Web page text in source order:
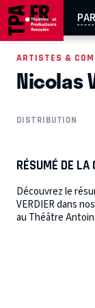
AIX-MARSEILLE
EN TOURNÉE
ARTISTES &
Nicolas
DISTRIBUTION
RÉSUMÉ DE LA
Découvrez le
VERDIER dans
au Théâtre